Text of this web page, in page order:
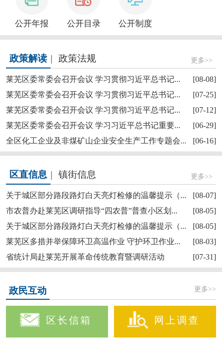
莱芜区政协“深耕红色文化讲好莱芜故事”商量活...
【奋斗赋未莱·访埂记】莱芜区雪野街道大罗圈村...
公开年报 公开目录 公开制度
政策解读 | 政策法规 更多>>
莱芜区委常委会召开会议 学习贯彻习近平总书记...
[08-08]
莱芜区委常委会召开会议 学习贯彻习近平总书记...
[07-25]
莱芜区委常委会召开会议 学习贯彻习近平总书记...
[07-12]
莱芜区委常委会召开会议 学习习近平总书记重要...
[06-29]
全区化工企业及非煤矿山企业安全生产工作专题会...
[06-16]
区直信息 | 镇街信息 更多>>
关于城区部分路段路灯白天亮灯检修的温馨提示（...
[08-07]
市农普办赴莱芜区调研指导“四农普”普查小区划...
[08-05]
关于城区部分路段路灯白天亮灯检修的温馨提示（...
[08-05]
莱芜区多措并举保障环卫高温作业 守护环卫作业...
[08-03]
省统计局赴莱芜开展革命传统教育暨调研活动
[07-31]
政民互动 更多>>
区长信箱 网上调查